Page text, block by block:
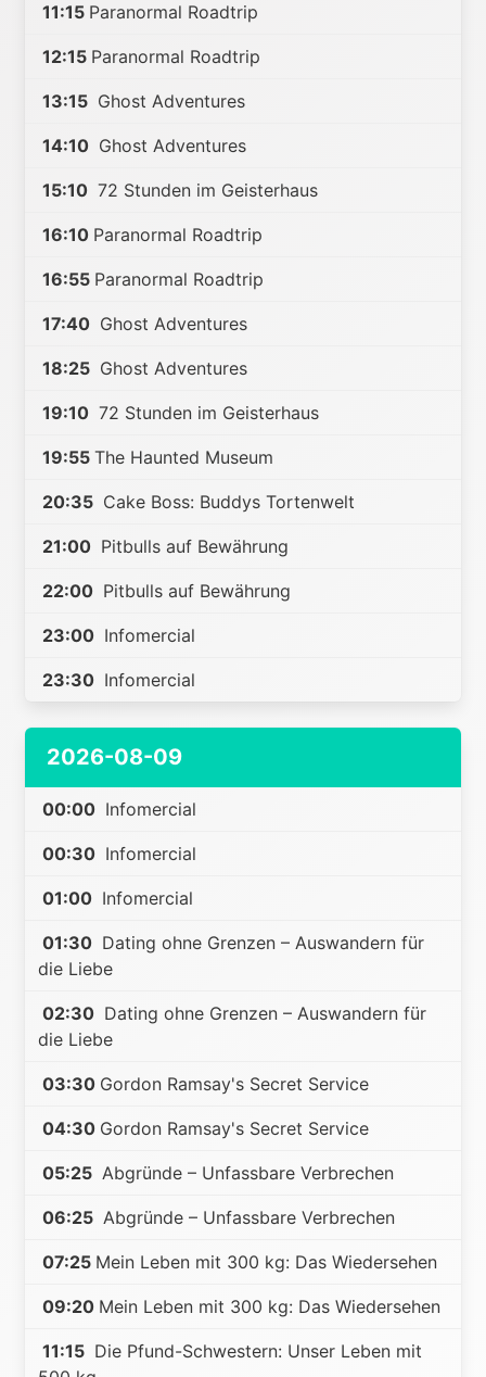
11:15 Paranormal Roadtrip
12:15 Paranormal Roadtrip
13:15 Ghost Adventures
14:10 Ghost Adventures
15:10 72 Stunden im Geisterhaus
16:10 Paranormal Roadtrip
16:55 Paranormal Roadtrip
17:40 Ghost Adventures
18:25 Ghost Adventures
19:10 72 Stunden im Geisterhaus
19:55 The Haunted Museum
20:35 Cake Boss: Buddys Tortenwelt
21:00 Pitbulls auf Bewährung
22:00 Pitbulls auf Bewährung
23:00 Infomercial
23:30 Infomercial
2026-08-09
00:00 Infomercial
00:30 Infomercial
01:00 Infomercial
01:30 Dating ohne Grenzen – Auswandern für
die Liebe
02:30 Dating ohne Grenzen – Auswandern für
die Liebe
03:30 Gordon Ramsay's Secret Service
04:30 Gordon Ramsay's Secret Service
05:25 Abgründe – Unfassbare Verbrechen
06:25 Abgründe – Unfassbare Verbrechen
07:25 Mein Leben mit 300 kg: Das Wiedersehen
09:20 Mein Leben mit 300 kg: Das Wiedersehen
11:15 Die Pfund-Schwestern: Unser Leben mit